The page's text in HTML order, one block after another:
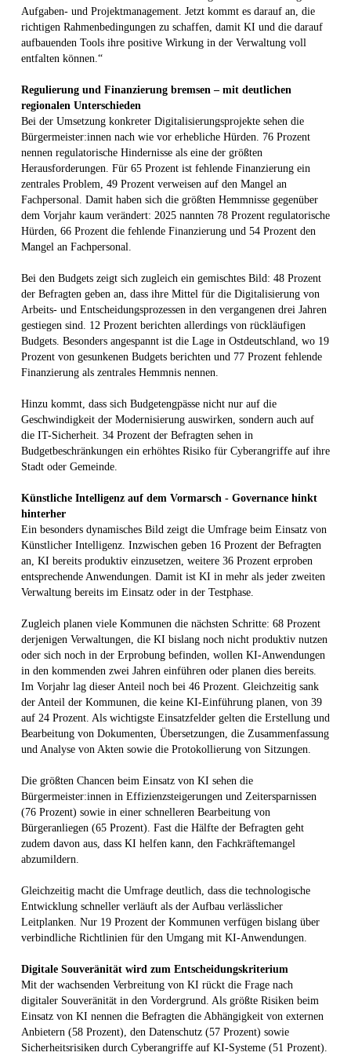
Aufgaben- und Projektmanagement. Jetzt kommt es darauf an, die
richtigen Rahmenbedingungen zu schaffen, damit KI und die darauf
aufbauenden Tools ihre positive Wirkung in der Verwaltung voll
entfalten können.“
Regulierung und Finanzierung bremsen – mit deutlichen
regionalen Unterschieden
Bei der Umsetzung konkreter Digitalisierungsprojekte sehen die
Bürgermeister:innen nach wie vor erhebliche Hürden. 76 Prozent
nennen regulatorische Hindernisse als eine der größten
Herausforderungen. Für 65 Prozent ist fehlende Finanzierung ein
zentrales Problem, 49 Prozent verweisen auf den Mangel an
Fachpersonal. Damit haben sich die größten Hemmnisse gegenüber
dem Vorjahr kaum verändert: 2025 nannten 78 Prozent regulatorische
Hürden, 66 Prozent die fehlende Finanzierung und 54 Prozent den
Mangel an Fachpersonal.
Bei den Budgets zeigt sich zugleich ein gemischtes Bild: 48 Prozent
der Befragten geben an, dass ihre Mittel für die Digitalisierung von
Arbeits- und Entscheidungsprozessen in den vergangenen drei Jahren
gestiegen sind. 12 Prozent berichten allerdings von rückläufigen
Budgets. Besonders angespannt ist die Lage in Ostdeutschland, wo 19
Prozent von gesunkenen Budgets berichten und 77 Prozent fehlende
Finanzierung als zentrales Hemmnis nennen.
Hinzu kommt, dass sich Budgetengpässe nicht nur auf die
Geschwindigkeit der Modernisierung auswirken, sondern auch auf
die IT-Sicherheit. 34 Prozent der Befragten sehen in
Budgetbeschränkungen ein erhöhtes Risiko für Cyberangriffe auf ihre
Stadt oder Gemeinde.
Künstliche Intelligenz auf dem Vormarsch - Governance hinkt
hinterher
Ein besonders dynamisches Bild zeigt die Umfrage beim Einsatz von
Künstlicher Intelligenz. Inzwischen geben 16 Prozent der Befragten
an, KI bereits produktiv einzusetzen, weitere 36 Prozent erproben
entsprechende Anwendungen. Damit ist KI in mehr als jeder zweiten
Verwaltung bereits im Einsatz oder in der Testphase.
Zugleich planen viele Kommunen die nächsten Schritte: 68 Prozent
derjenigen Verwaltungen, die KI bislang noch nicht produktiv nutzen
oder sich noch in der Erprobung befinden, wollen KI-Anwendungen
in den kommenden zwei Jahren einführen oder planen dies bereits.
Im Vorjahr lag dieser Anteil noch bei 46 Prozent. Gleichzeitig sank
der Anteil der Kommunen, die keine KI-Einführung planen, von 39
auf 24 Prozent. Als wichtigste Einsatzfelder gelten die Erstellung und
Bearbeitung von Dokumenten, Übersetzungen, die Zusammenfassung
und Analyse von Akten sowie die Protokollierung von Sitzungen.
Die größten Chancen beim Einsatz von KI sehen die
Bürgermeister:innen in Effizienzsteigerungen und Zeitersparnissen
(76 Prozent) sowie in einer schnelleren Bearbeitung von
Bürgeranliegen (65 Prozent). Fast die Hälfte der Befragten geht
zudem davon aus, dass KI helfen kann, den Fachkräftemangel
abzumildern.
Gleichzeitig macht die Umfrage deutlich, dass die technologische
Entwicklung schneller verläuft als der Aufbau verlässlicher
Leitplanken. Nur 19 Prozent der Kommunen verfügen bislang über
verbindliche Richtlinien für den Umgang mit KI-Anwendungen.
Digitale Souveränität wird zum Entscheidungskriterium
Mit der wachsenden Verbreitung von KI rückt die Frage nach
digitaler Souveränität in den Vordergrund. Als größte Risiken beim
Einsatz von KI nennen die Befragten die Abhängigkeit von externen
Anbietern (58 Prozent), den Datenschutz (57 Prozent) sowie
Sicherheitsrisiken durch Cyberangriffe auf KI-Systeme (51 Prozent).